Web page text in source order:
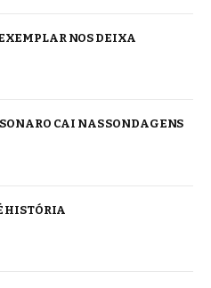
NOS DEIXA
CAI NAS SONDAGENS
HISTÓRIA